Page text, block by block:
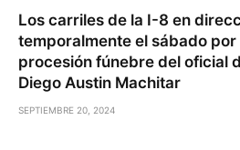
Los carriles de la I-8 en
temporalmente el sábado por
procesión fúnebre del oficial
Diego Austin Machitar
SEPTIEMBRE 20, 2024